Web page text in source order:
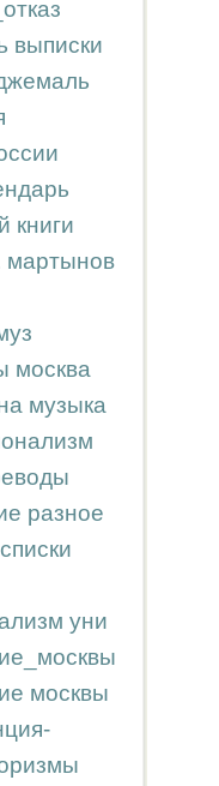
выписки
книги
мартынов
москва
музыка
разное
списки
уни
москвы